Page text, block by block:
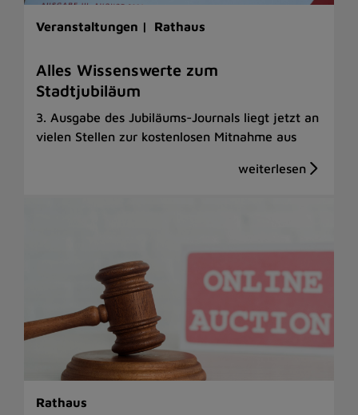
Veranstaltungen | Rathaus
Alles Wissenswerte zum
Stadtjubiläum
3. Ausgabe des Jubiläums-Journals liegt jetzt an
vielen Stellen zur kostenlosen Mitnahme aus
Rathaus